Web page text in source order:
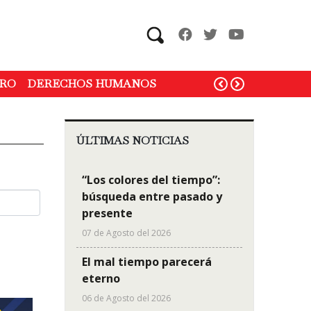
Search
DERECHOS HUMANOS
ÚLTIMAS NOTICIAS
“Los colores del tiempo”:
búsqueda entre pasado y
presente
07 de Agosto del 2026
El mal tiempo parecerá
eterno
06 de Agosto del 2026